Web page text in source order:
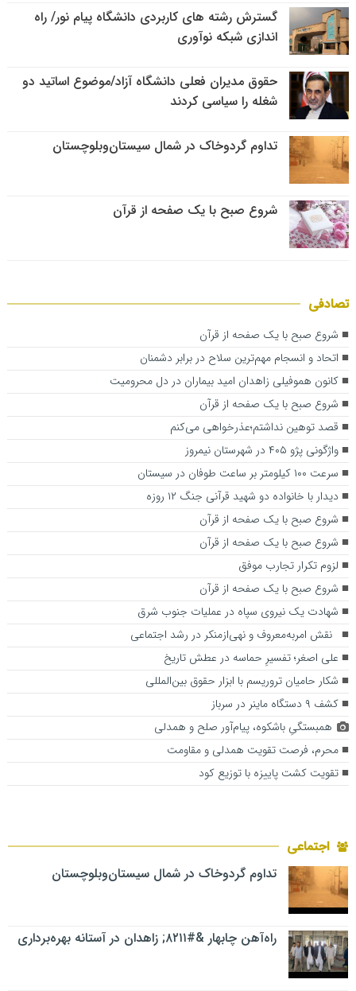
گسترش رشته های کاربردی دانشگاه پیام نور/ راه
اندازی شبکه نوآوری
حقوق مدیران فعلی دانشگاه آزاد/موضوع اساتید دو
شغله را سیاسی کردند
تداوم گردوخاک در شمال سیستان‌وبلوچستان
شروع صبح با یک صفحه از قرآن
تصادفی
شروع صبح با یک صفحه از قرآن
اتحاد و انسجام مهم‌ترین سلاح در برابر دشمنان
کانون هموفیلی زاهدان امید بیماران در دل محرومیت
شروع صبح با یک صفحه از قرآن
قصد توهین نداشتم؛عذرخواهی می‌کنم
واژگونی پژو ۴۰۵ در شهرستان نیمروز
سرعت ۱۰۰ کیلومتر بر ساعت طوفان در سیستان
دیدار با خانواده دو شهید قرآنی جنگ ۱۲ روزه
شروع صبح با یک صفحه از قرآن
شروع صبح با یک صفحه از قرآن
لزوم تکرار تجارب موفق
شروع صبح با یک صفحه از قرآن
شهادت یک نیروی سپاه در عملیات جنوب‌ شرق
نقش امربه‌معروف و نهی‌ازمنکر در رشد اجتماعی
علی اصغر؛ تفسیرِ حماسه در عطش تاریخ
شکار حامیان تروریسم با ابزار حقوق بین‌المللی
کشف ۹ دستگاه‌ ماینر در سرباز
همبستگیِ باشکوه، پیام‌آور صلح و همدلی
محرم، فرصت تقویت همدلی و مقاومت
تقویت کشت پاییزه با توزیع کود
اجتماعی
تداوم گردوخاک در شمال سیستان‌وبلوچستان
راه‌آهن چابهار &#۸۲۱۱; زاهدان در آستانه بهره‌برداری